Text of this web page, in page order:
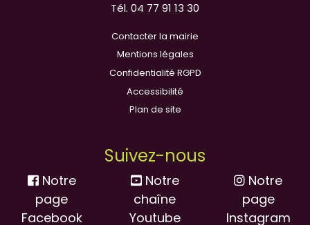
Tél. 04 77 91 13 30
Contacter la mairie
Mentions légales
Confidentialité RGPD
Accessibilité
Plan de site
Suivez-nous
Notre
page
Facebook
Notre
chaîne
Youtube
Notre
page
Instagram